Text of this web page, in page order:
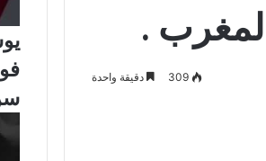
.
309 دقيقة واحدة
سن